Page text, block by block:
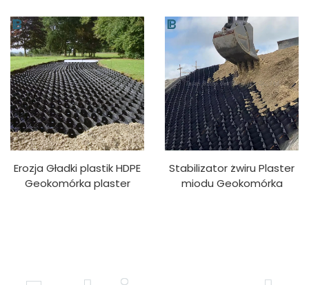
siatka podjazd żwir
stabilizator HDPE
Geokomórka
zazielenianie podłoże
drogi stabilny plaster
miodu hdpe geokomórka
Erozja Gładki plastik HDPE
Geokomórka plaster
Stabilizator żwiru Plaster
miodu Geokomórka